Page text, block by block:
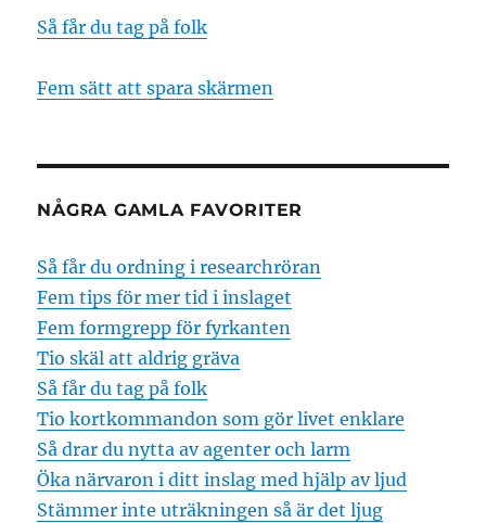
Så får du tag på folk
Fem sätt att spara skärmen
NÅGRA GAMLA FAVORITER
Så får du ordning i researchröran
Fem tips för mer tid i inslaget
Fem formgrepp för fyrkanten
Tio skäl att aldrig gräva
Så får du tag på folk
Tio kortkommandon som gör livet enklare
Så drar du nytta av agenter och larm
Öka närvaron i ditt inslag med hjälp av ljud
Stämmer inte uträkningen så är det ljug